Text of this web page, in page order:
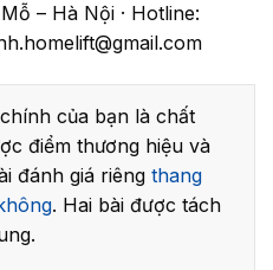
– Hà Nội · Hotline:
của bạn là chất
điểm thương hiệu và
đánh giá riêng thang
. Hai bài được tách